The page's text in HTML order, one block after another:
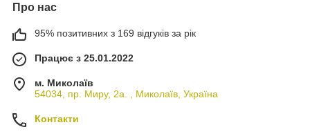
Про нас
95% позитивних з 169 відгуків за рік
Працює з 25.01.2022
м. Миколаїв
54034, пр. Миру, 2а. , Миколаїв, Україна
Контакти